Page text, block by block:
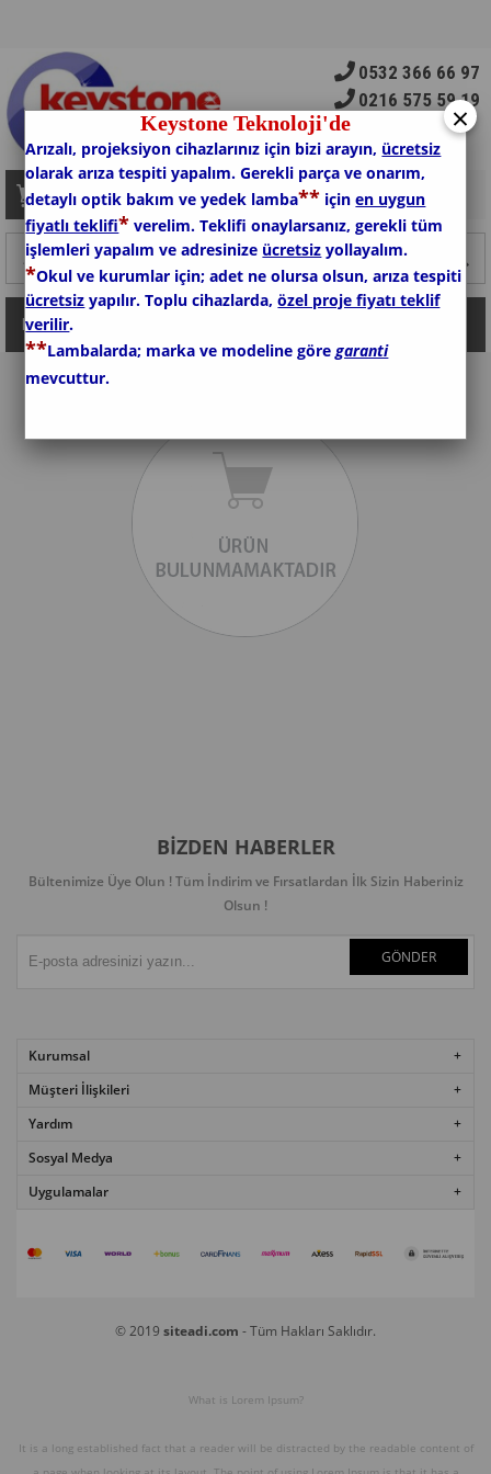
0532 366 66 97
0216 575 59 19
Sepetim 0 Ürün
Kategoriler
BIZDEN HABERLER
Bültenimize Üye Olun ! Tüm İndirim ve Fırsatlardan İlk Sizin Haberiniz
Olsun !
GÖNDER
Kurumsal
Müşteri İlişkileri
Yardım
Sosyal Medya
Uygulamalar
© 2019 siteadi.com - Tüm Hakları Saklıdır.
What is Lorem Ipsum?
It is a long established fact that a reader will be distracted by the readable content of
×
Keystone Teknoloji'de
Arızalı, projeksiyon cihazlarınız için bizi arayın, ücretsiz
olarak arıza tespiti yapalım. Gerekli parça ve onarım,
detaylı optik bakım ve yedek lamba** içinen uygun
fiyatlı teklifi* verelim. Teklifi onaylarsanız, gerekli tüm
işlemleri yapalım ve adresinize ücretsiz yollayalım.
*Okul ve kurumlar için; adet ne olursa olsun, arıza tespiti
ücretsiz yapılır. Toplu cihazlarda,özel proje fiyatı teklif
verilir.
**Lambalarda; marka ve modeline göregaranti
mevcuttur.